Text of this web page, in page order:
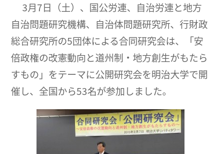
3月7日（土）、国公労連、自治労連と地方
自治問題研究機構、自治体問題研究所、行財政
総合研究所の5団体による合同研究会は、「安
倍政権の改憲動向と道州制・地方創生がもたら
すもの」をテーマに公開研究会を明治大学で開
催し、全国から53名が参加しました。